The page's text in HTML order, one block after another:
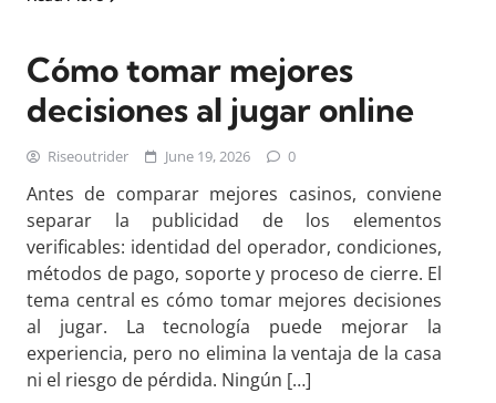
Cómo tomar mejores
decisiones al jugar online
Riseoutrider June 19, 2026 0
Antes de comparar mejores casinos, conviene
separar la publicidad de los elementos
verificables: identidad del operador, condiciones,
métodos de pago, soporte y proceso de cierre. El
tema central es cómo tomar mejores decisiones
al jugar. La tecnología puede mejorar la
experiencia, pero no elimina la ventaja de la casa
ni el riesgo de pérdida. Ningún […]